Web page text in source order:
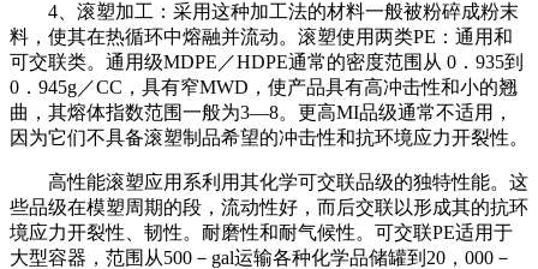
4 、滚塑加工：采用这种加工法的材料一般被粉碎成粉末
料，使其在热循环中熔融并流动。滚塑使用两类PE ：通用和
可交联类。通用级MDPE ／HDPE通常的密度范围从 0 ． 935到
0 ． 945g／CC ，具有窄MWD ，使产品具有高冲击性和小的翘
曲，其熔体指数范围一般为3—8。更高MI品级通常不适用，
因为它们不具备滚塑制品希望的冲击性和抗环境应力开裂性。
高性能滚塑应用系利用其化学可交联品级的独特性能。这
些品级在模塑周期的段，流动性好，而后交联以形成其的抗环
境应力开裂性、韧性。耐磨性和耐气候性。可交联PE适用于
大型容器，范围从500 － gal运输各种化学品储罐到 20 ， 000 －